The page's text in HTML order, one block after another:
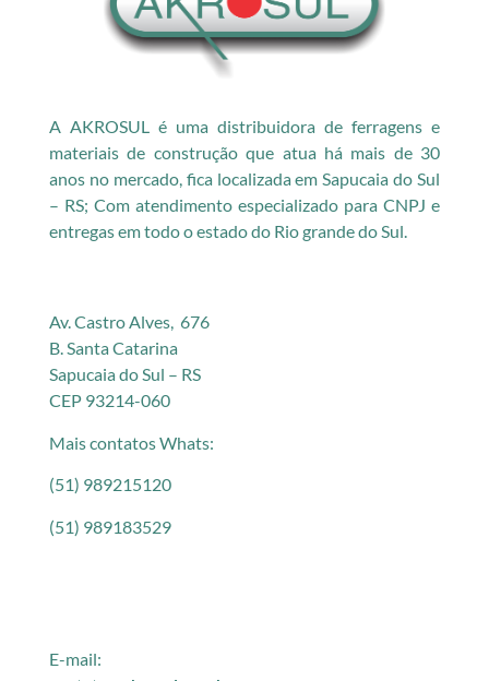
A AKROSUL é uma distribuidora de ferragens e
materiais de construção que atua há mais de 30
anos no mercado, fica localizada em Sapucaia do Sul
– RS; Com atendimento especializado para CNPJ e
entregas em todo o estado do Rio grande do Sul.
Av. Castro Alves, 676
B. Santa Catarina
Sapucaia do Sul – RS
CEP 93214-060
Mais contatos Whats:
(51) 989215120
(51) 989183529
E-mail: